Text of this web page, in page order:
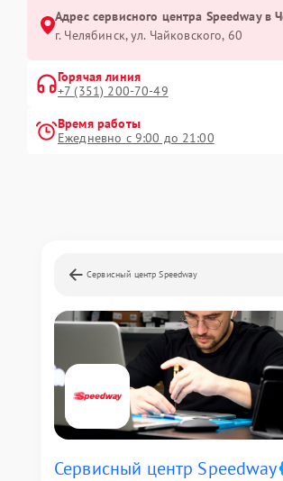
Адрес сервисного центра Speedway в
г. Челябинск, ул. Чайковского, 60
Горячая линия
+7 (351) 200-70-49
Время работы
Ежедневно с 9:00 до 21:00
Сервисный центр Speedway
Сервисный центр Speedway